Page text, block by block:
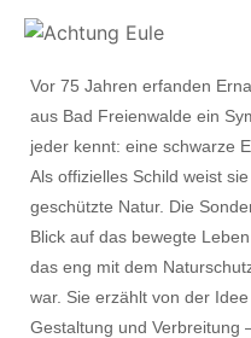
Vor 75 Jahren erfanden
aus Bad Freienwalde ein
jeder kennt: eine schwarze
Als offizielles Schild weist
geschützte Natur. Die
Blick auf das bewegte
das eng mit dem
war. Sie erzählt von der
Gestaltung und Verbreitung